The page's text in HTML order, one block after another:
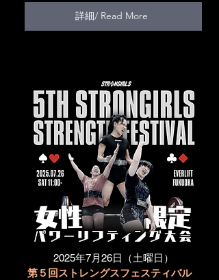
詳細/ Read More
​2025年7月26日（土曜日）
第５回ストレングスフェスティバル